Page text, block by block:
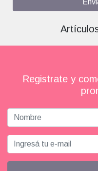
Registrate y